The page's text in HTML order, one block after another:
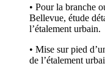
• Pour la branche
Bellevue, étude
l’étalement urbain.
• Mise sur pied
de l’étalement